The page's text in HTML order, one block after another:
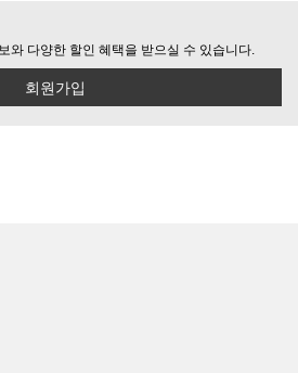
와 다양한 할인 혜택을 받으실 수 있습니다.
회원가입